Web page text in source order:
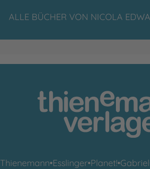
ALLE BÜCHER VON NICOLA
Thienemann•Esslinger•Planet!•Gabriel